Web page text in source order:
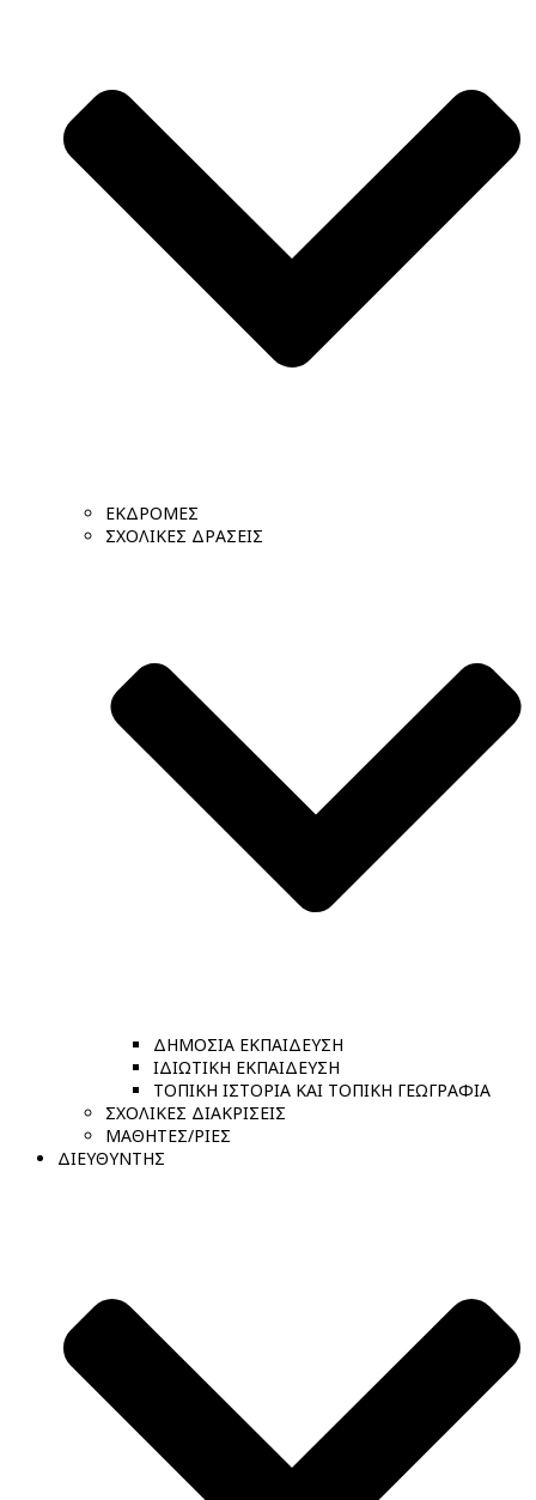
ΕΚΔΡΟΜΕΣ
ΣΧΟΛΙΚΕΣ ΔΡΑΣΕΙΣ
ΔΗΜΟΣΙΑ ΕΚΠΑΙΔΕΥΣΗ
ΙΔΙΩΤΙΚΗ ΕΚΠΑΙΔΕΥΣΗ
ΤΟΠΙΚΗ ΙΣΤΟΡΙΑ ΚΑΙ ΤΟΠΙΚΗ ΓΕΩΓΡΑΦΙΑ
ΣΧΟΛΙΚΕΣ ΔΙΑΚΡΙΣΕΙΣ
ΜΑΘΗΤΕΣ/ΡΙΕΣ
ΔΙΕΥΘΥΝΤΗΣ